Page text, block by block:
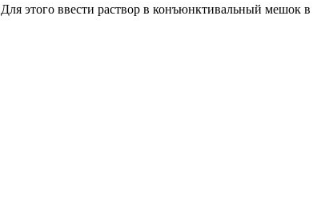
этого ввести раствор в конъюнктивальный мешок в